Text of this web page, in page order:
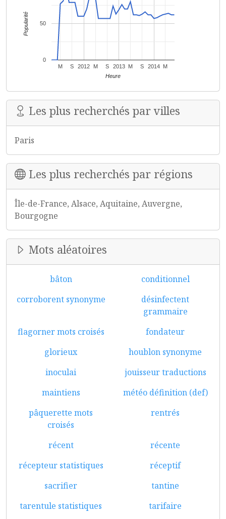
2012 2013 2014
M S M S M S M
0
50
Heure
Popularité
Les plus recherchés par villes
Paris
Les plus recherchés par régions
Île-de-France, Alsace, Aquitaine, Auvergne,
Bourgogne
Mots aléatoires
bâton
conditionnel
corroborent synonyme
désinfectent
grammaire
flagorner mots croisés
fondateur
glorieux
houblon synonyme
inoculai
jouisseur traductions
maintiens
météo définition (def)
pâquerette mots
croisés
rentrés
récent
récente
récepteur statistiques
réceptif
sacrifier
tantine
tarentule statistiques
tarifaire